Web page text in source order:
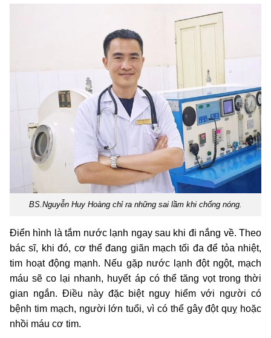
BS.Nguyễn Huy Hoàng chỉ ra những sai lầm khi chống nóng.
Điển hình là tắm nước lạnh ngay sau khi đi nắng về. Theo
bác sĩ, khi đó, cơ thể đang giãn mạch tối đa để tỏa nhiệt,
tim hoạt động mạnh. Nếu gặp nước lạnh đột ngột, mạch
máu sẽ co lại nhanh, huyết áp có thể tăng vọt trong thời
gian ngắn. Điều này đặc biệt nguy hiểm với người có
bệnh tim mạch, người lớn tuổi, vì có thể gây đột quỵ hoặc
nhồi máu cơ tim.